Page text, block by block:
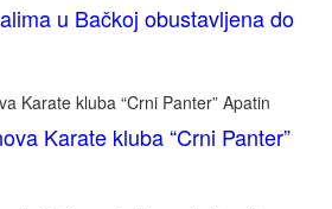
u Bačkoj obustavljena do
Karate kluba “Crni Panter”